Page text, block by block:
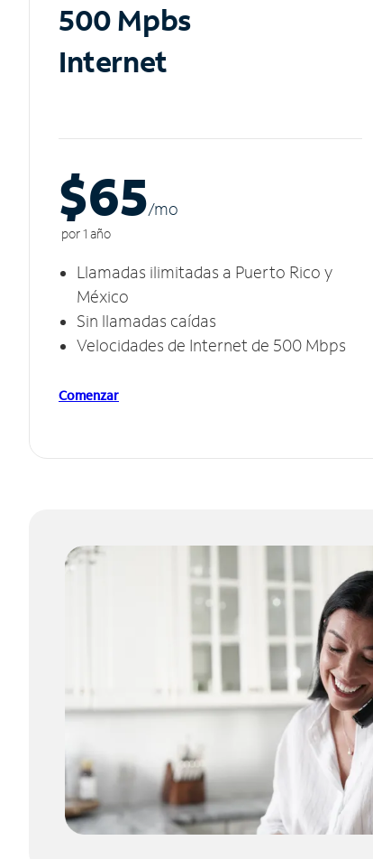
500 Mpbs
Internet
$65/mo
por 1 año
Llamadas ilimitadas a Puerto Rico y
México
Sin llamadas caídas
Velocidades de Internet de 500 Mbps
Comenzar